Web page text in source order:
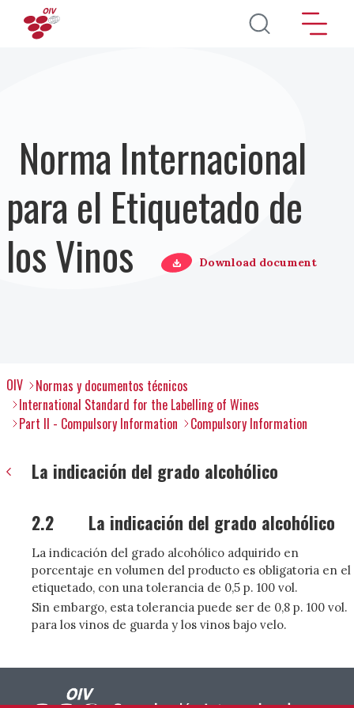
Pasar al contenido principal
Norma Internacional
para el Etiquetado de
los Vinos
Download document
OIV
Normas y documentos técnicos
International Standard for the Labelling of Wines
Part II - Compulsory Information
Compulsory Information
La indicación del grado alcohólico
2.2 La indicación del grado alcohólico
La indicación del grado alcohólico adquirido en
porcentaje en volumen del producto es obligatoria en el
etiquetado, con una tolerancia de 0,5 p. 100 vol.
Sin embargo, esta tolerancia puede ser de 0,8 p. 100 vol.
para los vinos de guarda y los vinos bajo velo.